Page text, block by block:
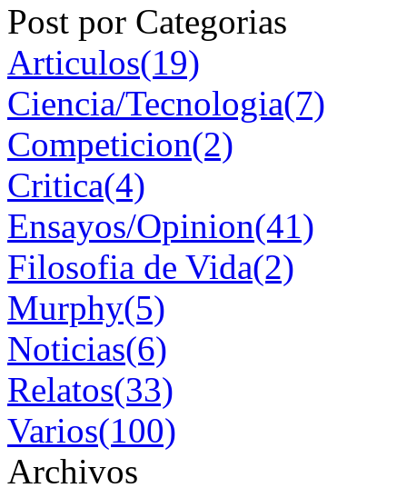
Post por Categorias
Articulos(19)
Ciencia/Tecnologia(7)
Competicion(2)
Critica(4)
Ensayos/Opinion(41)
Filosofia de Vida(2)
Murphy(5)
Noticias(6)
Relatos(33)
Varios(100)
Archivos